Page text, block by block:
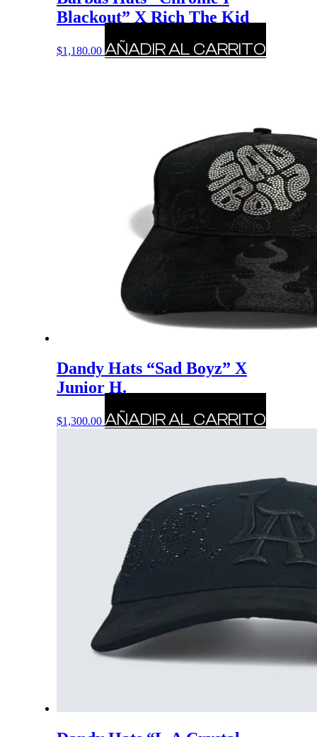
Blackout” X Rich The Kid
$1,180.00 AÑADIR AL CARRITO
Dandy Hats “Sad Boyz” X
Junior H.
$1,300.00 AÑADIR AL CARRITO